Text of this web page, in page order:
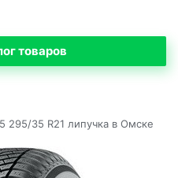
товаров
295/35 R21 липучка в Омске